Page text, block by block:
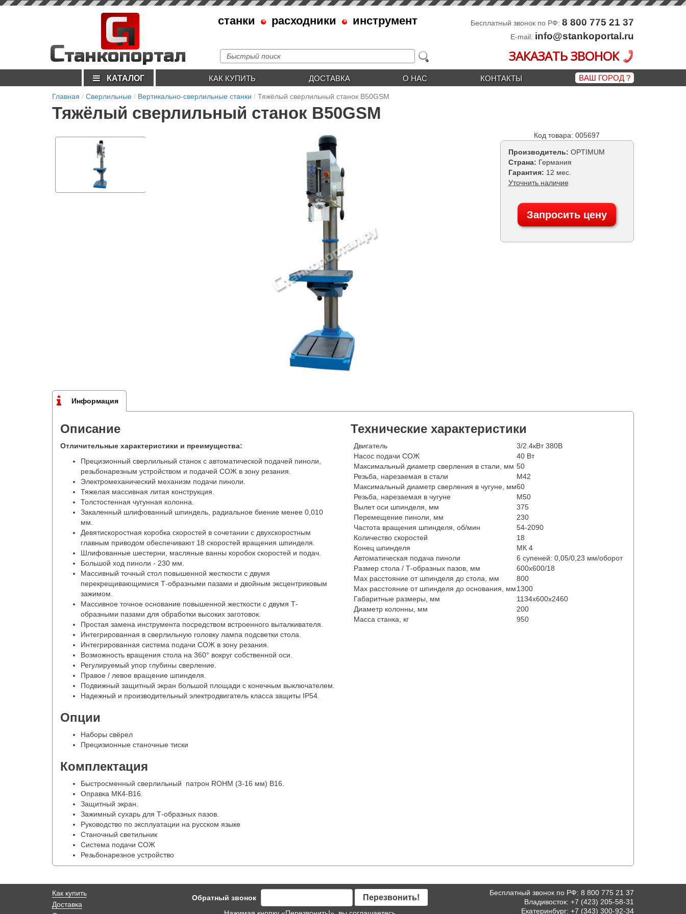
п
С
Станкопортал
станки расходники инструмент Бесплатный звонок по РФ: 8 800 775 21 37
E-mail: info@stankoportal.ru
ЗАКАЗАТЬ ЗВОНОК
КАТАЛОГ КАК КУПИТЬ ДОСТАВКА О НАС КОНТАКТЫ ВАШ ГОРОД?
Главная Сверлильные Вертикально-сверлильные станки Тяжёлый сверлильный станок B50GSM
Тяжёлый сверлильный станок B50GSM
Код товара: 005697
Производитель: OPTIMUM
Страна: Германия
Гарантия: 12 мес.
Уточнить наличие
Запросить цену
Информация
Описание
Отличительные характеристики и преимущества:
Прецизионный сверлильный станок с автоматической подачей пиноли,
резьбонарезным устройством и подачей СОЖ в зону резания.
Электромеханический механизм подачи пиноли.
Тяжелая массивная литая конструкция.
Толстостенная чугунная колонна.
Закаленный шлифованный шпиндель, радиальное биение менее 0,010
мм.
Девятискоростная коробка скоростей в сочетании с двухскоростным
главным приводом обеспечивают 18 скоростей вращения шпинделя.
Шлифованные шестерни, масляные ванны коробок скоростей и подач.
Большой ход пиноли - 230 мм.
Массивный точный стол повышенной жесткости с двумя
перекрещивающимися Т-образными пазами и двойным эксцентриковым
зажимом.
Массивное точное основание повышенной жесткости с двумя Т-
образными пазами для обработки высоких заготовок.
Простая замена инструмента посредством встроенного выталкивателя.
Интегрированная в сверлильную головку лампа подсветки стола.
Интегрированная система подачи СОЖ в зону резания.
Возможность вращения стола на 360° вокруг собственной оси.
Регулируемый упор глубины сверление.
Правое / левое вращение шпинделя.
Подвижный защитный экран большой площади с конечным выключателем.
Надежный и производительный электродвигатель класса защиты IP54.
Опции
Наборы свёрел
Прецизионные станочные тиски
Комплектация
Быстросменный сверлильный патрон ROHM (3-16 мм) В16.
Оправка МК4-В16.
Защитный экран.
Зажимный сухарь для Т-образных пазов.
Руководство по эксплуатации на русском языке
Станочный светильник
Система подачи СОЖ
Резьбонарезное устройство
Технические характеристики
Двигатель
3/2.4кВт 380В
Насос подачи СОЖ
40 Вт
Максимальный диаметр сверления в стали, мм 50
Резьба, нарезаемая в стали
М42
Максимальный диаметр сверления в чугуне, мм60
Резьба, нарезаемая в чугуне
М50
Вылет оси шпинделя, мм
375
Перемещение пиноли, мм
230
Частота вращения шпинделя, об/мин
54-2090
Количество скоростей
18
Конец шпинделя
МК 4
Автоматическая подача пиноли
6 супеней: 0,05/0,23 мм/оборот
Размер стола / Т-образных пазов, мм
600х600/18
Мах расстояние от шпинделя до стола, мм
800
Мах расстояние от шпинделя до основания, мм1300
Габаритные размеры, мм
1134х600х2460
Диаметр колонны, мм
200
Масса станка, кг
950
Как купить
Доставка
Обратный звонок Перезвонить!
Бесплатный звонок по РФ: 8 800 775 21 37
Владивосток: +7 (423) 205-58-31
Екатеринбург: +7 (343) 300-92-34